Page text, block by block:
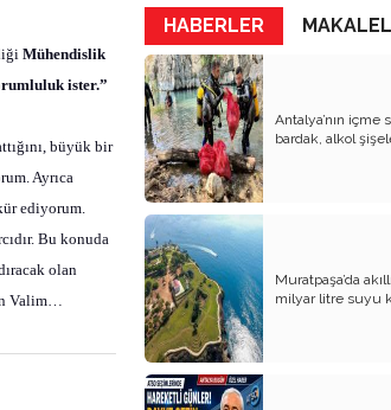
Mühendislik
ister.”
büyük bir
Ayrıca
ediyorum.
Bu konuda
olan
Valim…
Turizmde Herşey Dahil
tartışılmalı
MB Başkanı ve Şimşek’e
Padişahın Vergi Deneyi!..
Erdoğan ve Özel’e açık
Bahçeli siyasetin
Artık yeter!.. Başka
Milli Eğitim cemaatlere
ediliyor?
Liyakatın Gözyaşları!..
HABERLER
Antalya’nın içme
bardak, alkol
Muratpaşa’da
milyar litre suyu